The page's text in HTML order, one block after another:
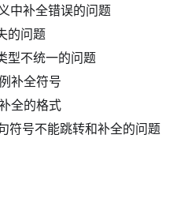
中补全错误的问题
的问题
型不统一的问题
补全符号
全的格式
符号不能跳转和补全的问题